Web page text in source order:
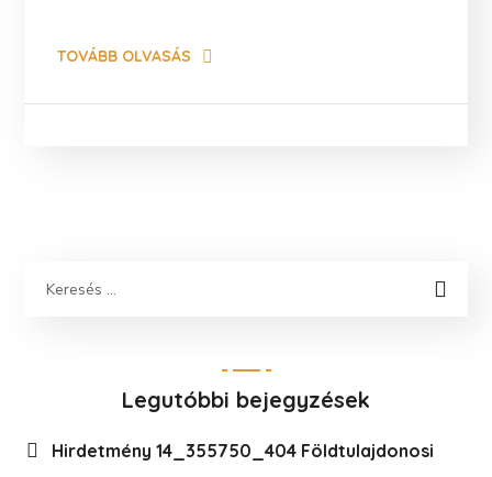
TOVÁBB OLVASÁS
Legutóbbi bejegyzések
Hirdetmény 14_355750_404 Földtulajdonosi